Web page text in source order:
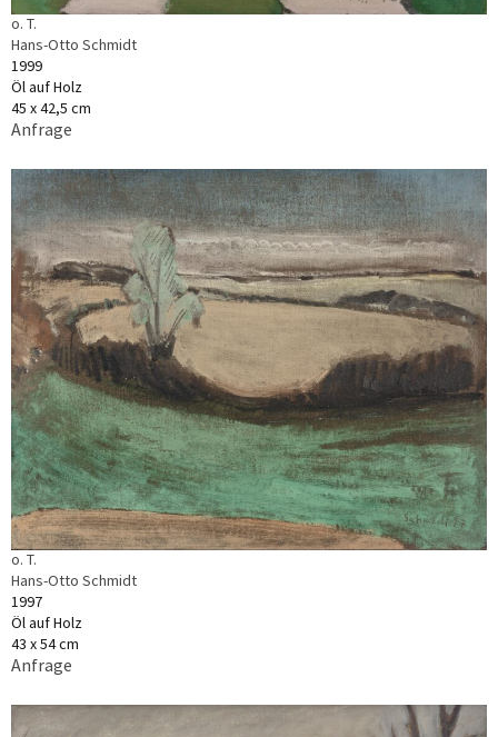
o. T.
Hans-Otto Schmidt
1999
Öl auf Holz
45 x 42,5 cm
Anfrage
o. T.
Hans-Otto Schmidt
1997
Öl auf Holz
43 x 54 cm
Anfrage